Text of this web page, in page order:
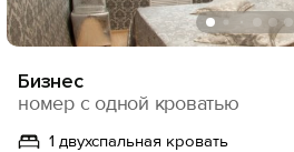
Бизнес
номер с одной кроватью
1 двухспальная кровать